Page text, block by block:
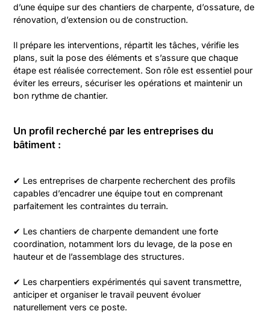
d’une équipe sur des chantiers de charpente, d’ossature, de
rénovation, d’extension ou de construction.
Il prépare les interventions, répartit les tâches, vérifie les
plans, suit la pose des éléments et s’assure que chaque
étape est réalisée correctement. Son rôle est essentiel pour
éviter les erreurs, sécuriser les opérations et maintenir un
bon rythme de chantier.
Un profil recherché par les entreprises du
bâtiment :
✔ Les entreprises de charpente recherchent des profils
capables d’encadrer une équipe tout en comprenant
parfaitement les contraintes du terrain.
✔ Les chantiers de charpente demandent une forte
coordination, notamment lors du levage, de la pose en
hauteur et de l’assemblage des structures.
✔ Les charpentiers expérimentés qui savent transmettre,
anticiper et organiser le travail peuvent évoluer
naturellement vers ce poste.